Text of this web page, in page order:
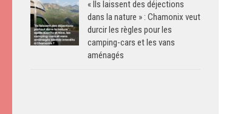
« Ils laissent des déjections
dans la nature » : Chamonix veut
durcir les règles pour les
camping-cars et les vans
aménagés